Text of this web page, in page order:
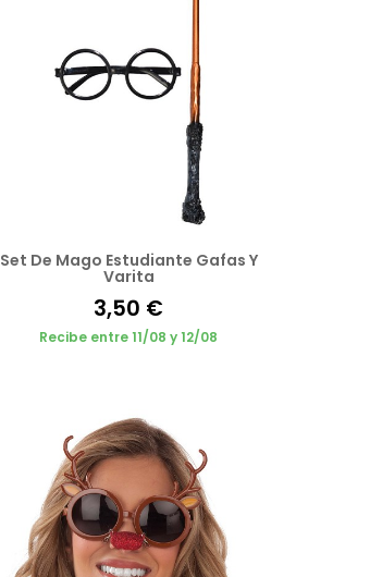
Set De Mago Estudiante Gafas Y
Varita
3,50 €
Recibe entre 11/08 y 12/08